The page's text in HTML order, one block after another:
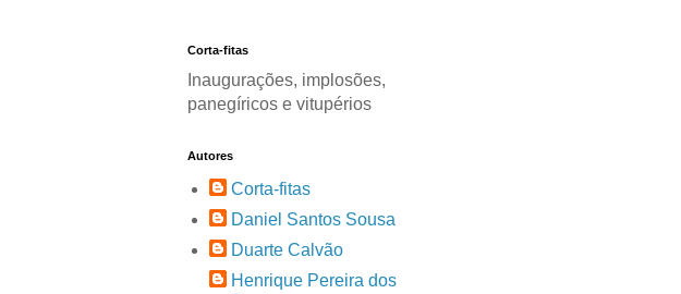
Corta-fitas
Inaugurações, implosões,
panegíricos e vitupérios
Autores
Corta-fitas
Daniel Santos Sousa
Duarte Calvão
Henrique Pereira dos